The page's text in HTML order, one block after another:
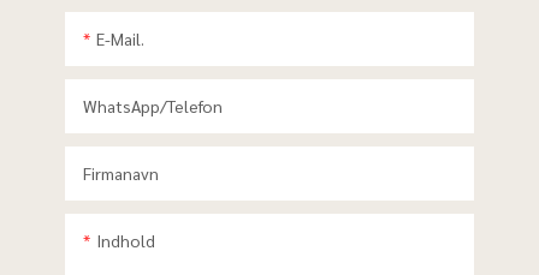
E-Mail.
WhatsApp/telefon
Firmanavn
Indhold